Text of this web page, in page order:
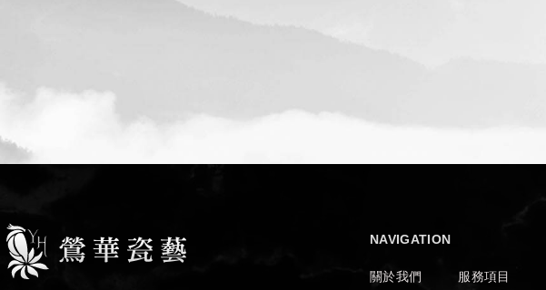
NAVIGATION
關於我們 服務項目